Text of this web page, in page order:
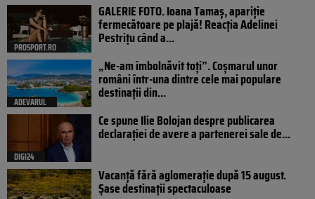
PROSPORT.RO
GALERIE FOTO. Ioana Tamaş, apariție
fermecătoare pe plajă! Reacția Adelinei
Pestrițu când a...
ADEVARUL
„Ne-am îmbolnăvit toți”. Coșmarul unor
români într-una dintre cele mai populare
destinații din...
DIGI24
Ce spune Ilie Bolojan despre publicarea
declarației de avere a partenerei sale de...
Vacanță fără aglomerație după 15 august.
Șase destinații spectaculoase